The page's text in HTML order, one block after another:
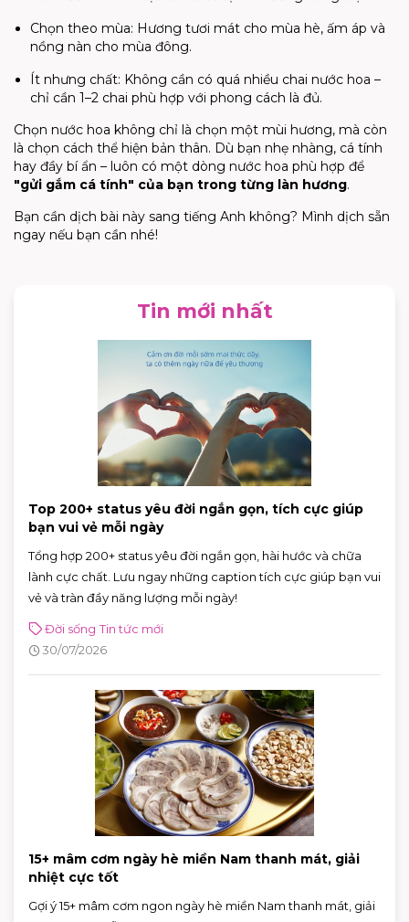
Chọn theo mùa: Hương tươi mát cho mùa hè, ấm áp và
nồng nàn cho mùa đông.
Ít nhưng chất: Không cần có quá nhiều chai nước hoa –
chỉ cần 1–2 chai phù hợp với phong cách là đủ.
Chọn nước hoa không chỉ là chọn một mùi hương, mà còn
là chọn cách thể hiện bản thân. Dù bạn nhẹ nhàng, cá tính
hay đầy bí ẩn – luôn có một dòng nước hoa phù hợp để
"gửi gắm cá tính" của bạn trong từng làn hương.
Bạn cần dịch bài này sang tiếng Anh không? Mình dịch sẵn
ngay nếu bạn cần nhé!
Tin mới nhất
Top 200+ status yêu đời ngắn gọn, tích cực giúp
bạn vui vẻ mỗi ngày
Tổng hợp 200+ status yêu đời ngắn gọn, hài hước và chữa
lành cực chất. Lưu ngay những caption tích cực giúp bạn vui
vẻ và tràn đầy năng lượng mỗi ngày!
Đời sống Tin tức mới
30/07/2026
15+ mâm cơm ngày hè miền Nam thanh mát, giải
nhiệt cực tốt
Gợi ý 15+ mâm cơm ngon ngày hè miền Nam thanh mát, giải